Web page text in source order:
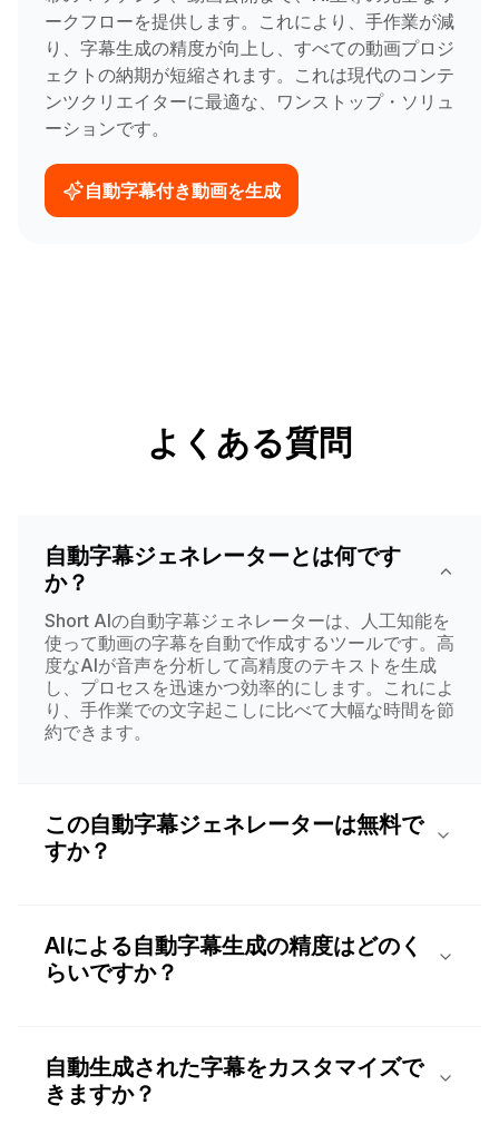
ークフローを提供します。これにより、手作業が減
り、字幕生成の精度が向上し、すべての動画プロジ
ェクトの納期が短縮されます。これは現代のコンテ
ンツクリエイターに最適な、ワンストップ・ソリュ
ーションです。
自動字幕付き動画を生成
よくある質問
自動字幕ジェネレーターとは何です
か？
Short AIの自動字幕ジェネレーターは、人工知能を
使って動画の字幕を自動で作成するツールです。高
度なAIが音声を分析して高精度のテキストを生成
し、プロセスを迅速かつ効率的にします。これによ
り、手作業での文字起こしに比べて大幅な時間を節
約できます。
この自動字幕ジェネレーターは無料で
すか？
AIによる自動字幕生成の精度はどのく
らいですか？
自動生成された字幕をカスタマイズで
きますか？